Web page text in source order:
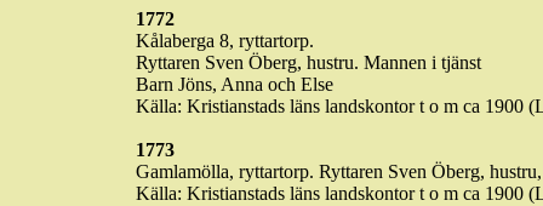
1772
Kålaberga 8, ryttartorp.
Ryttaren Sven Öberg, hustru. Mannen i tjänst
Barn Jöns, Anna och Else
Källa: Kristianstads läns landskontor t o m ca 1900
1773
Gamlamölla, ryttartorp. Ryttaren Sven Öberg,
Källa: Kristianstads läns landskontor t o m ca 1900